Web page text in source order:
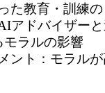
た教育・訓練
アドバイザー
モラルの影響
ント：モラル